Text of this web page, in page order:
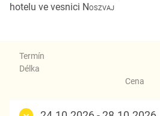
hotelu ve vesnici Noszvaj
Termín
Délka
Cena